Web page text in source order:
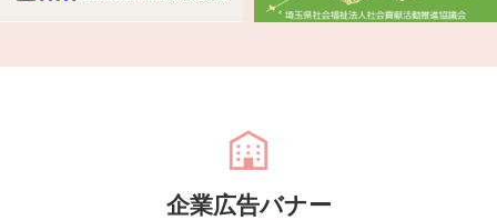
企業広告バナー